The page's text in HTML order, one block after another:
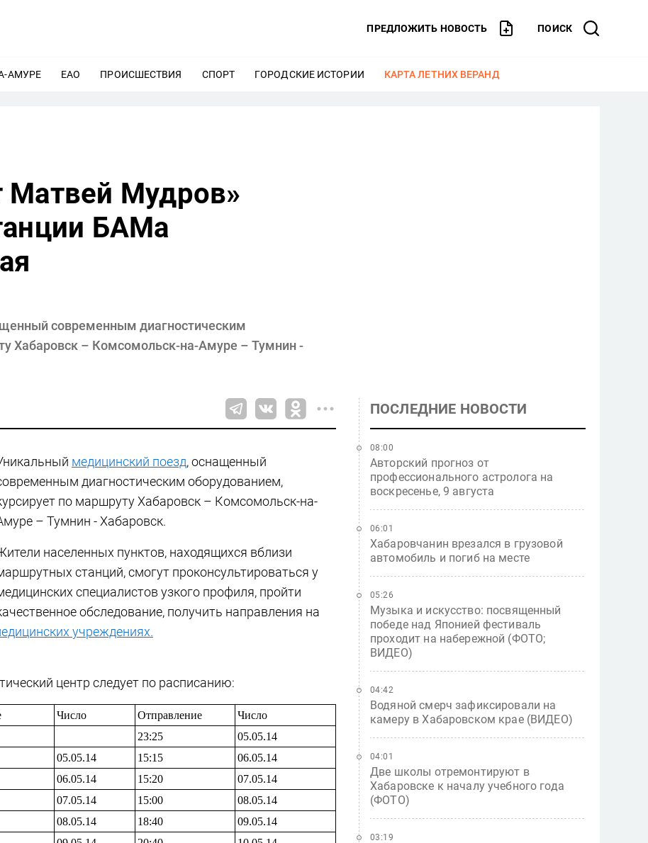
ПРЕДЛОЖИТЬ НОВОСТЬ ПОИСК
АМУРЕ ЕЩЕ
ЕАО ЕЩЕ
ПРОИСШЕСТВИЯ ЕЩЕ
СПОРТ ЕЩЕ
ГОРОДСКИЕ ИСТОРИИ ЕЩЕ
КАРТА ЛЕТНИХ ВЕРАНД
Матвей Мудров»
БАМа
современным диагностическим
Хабаровск – Комсомольск-на-Амуре – Тумнин -
медицинский поезд, оснащенный
диагностическим оборудованием,
по маршруту Хабаровск – Комсомольск-на-
– Тумнин - Хабаровск.
населенных пунктов, находящихся вблизи
станций, смогут проконсультироваться у
специалистов узкого профиля, пройти
обследование, получить направления на
учреждениях.
центр следует по расписанию:
Число Отправление
Число
23:25
05.05.14
05.05.14 15:15
06.05.14
06.05.14 15:20
07.05.14
07.05.14 15:00
08.05.14
08.05.14 18:40
09.05.14
ПОСЛЕДНИЕ НОВОСТИ
Авторский прогноз от
профессионального астролога на
воскресенье, 9 августа
08:00
Хабаровчанин врезался в грузовой
автомобиль и погиб на месте
06:01
Музыка и искусство: посвященный
победе над Японией фестиваль
проходит на набережной (ФОТО;
ВИДЕО)
05:26
Водяной смерч зафиксировали на
камеру в Хабаровском крае (ВИДЕО)
04:42
Две школы отремонтируют в
Хабаровске к началу учебного года
(ФОТО)
04:01
03:19